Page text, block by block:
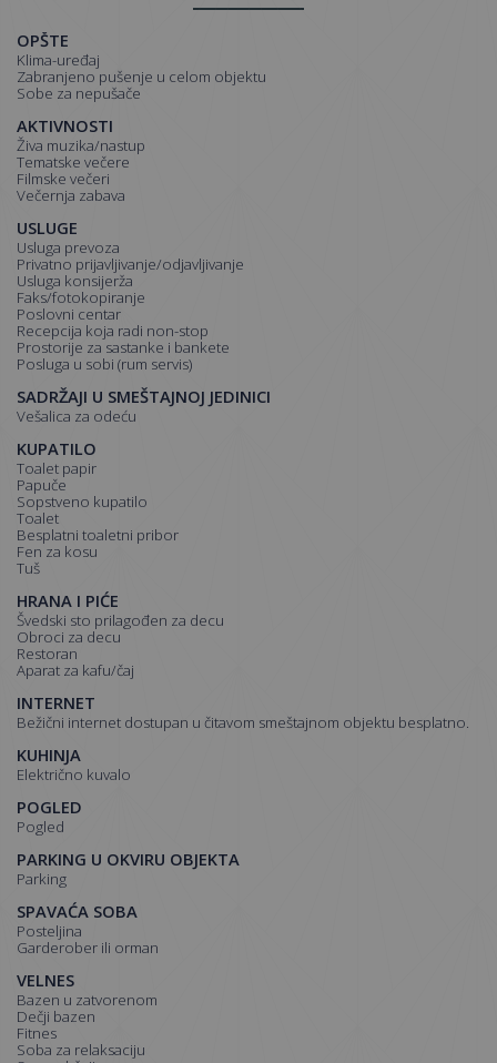
OPŠTE
klima-uređaj
zabranjeno pušenje u celom objektu
sobe za nepušače
AKTIVNOSTI
živa muzika/nastup
tematske večere
filmske večeri
večernja zabava
USLUGE
usluga prevoza
privatno prijavljivanje/odjavljivanje
usluga konsijerža
faks/fotokopiranje
poslovni centar
recepcija koja radi non-stop
prostorije za sastanke i bankete
posluga u sobi (rum servis)
SADRŽAJI U SMEŠTAJNOJ JEDINICI
vešalica za odeću
KUPATILO
toalet papir
papuče
sopstveno kupatilo
toalet
besplatni toaletni pribor
fen za kosu
tuš
HRANA I PIĆE
švedski sto prilagođen za decu
obroci za decu
restoran
aparat za kafu/čaj
INTERNET
Bežični internet dostupan u čitavom smeštajnom objektu besplatno.
KUHINJA
električno kuvalo
POGLED
pogled
PARKING U OKVIRU OBJEKTA
parking
SPAVAĆA SOBA
posteljina
garderober ili orman
VELNES
Bazen u zatvorenom
dečji bazen
fitnes
soba za relaksaciju